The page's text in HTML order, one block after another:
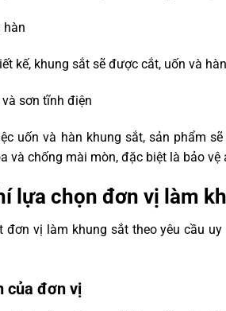
hàn
kế, khung sắt sẽ được cắt, uốn và
sơn tĩnh điện
uốn và hàn khung sắt, sản phẩm
và chống mài mòn, đặc biệt là bảo
lựa chọn đơn vị làm
vị làm khung sắt theo yêu cầu
của đơn vị